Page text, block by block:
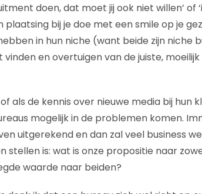
doen, dat moet jij ook niet willen’
plaatsing bij je doe met een smile op je
in hun niche (want beide zijn niche
en overtuigen van de juiste,
als de kennis over nieuwe media bij hun
mogelijk in de problemen komen.
uitgerekend en dan zal veel business
stellen is: wat is onze propositie naar
waarde naar beiden?